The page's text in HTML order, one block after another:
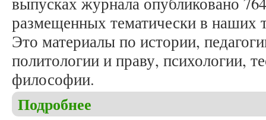
размещенных тематически в наших
Это материалы по истории,
политологии и праву, психологии,
философии.
Подробнее